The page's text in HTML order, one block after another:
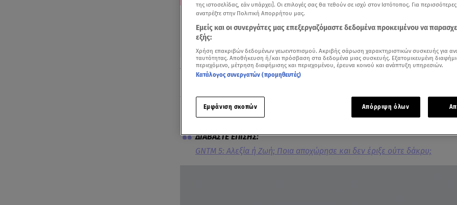
Δείτε περισσότερα άρθρα μας στα αποτελέσματα αναζήτησης
Την καλύτερη φωτογραφία στην αποψινή δοκιμασία φωτογράφισης
τον
Emmanuel, το μοντέλο από την Κύπρο κατάφερε να πετύχει το
ημέρας.
GNTM 5: Αλεξία ή Ζωή; Ποια αποχώρησε και δεν έριξε ούτε δάκρυ;
της ιστοσελίδας, εάν υπάρχει]. Οι επιλογές σας θα τεθούν σε ισχύ στον Ιστότοπος. Για
ανατρέξτε στην Πολιτική Απορρήτου μας.
Εμείς και οι συνεργάτες μας επεξεργαζόμαστε δεδομένα προκειμένου να
εξής:
Χρήση επακριβών δεδομένων γεωεντοπισμού. Ακριβής σάρωση χαρακτηριστικών συσκευής για
ταυτότητας. Αποθήκευση ή/και πρόσβαση στα δεδομένα μιας συσκευής. Εξατομικευμένη
περιεχόμενο, μέτρηση διαφήμισης και περιεχομένου, έρευνα κοινού και ανάπτυξη υπηρεσιών.
Κατάλογος συνεργατών (προμηθευτές)
Εμφάνιση σκοπών Απόρριψη όλων